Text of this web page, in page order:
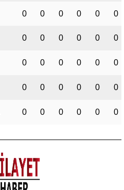
0 0 0 0 0 0
0 0 0 0 0 0
0 0 0 0 0 0
0 0 0 0 0 0
0 0 0 0 0 0